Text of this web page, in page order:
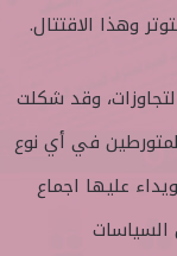
وهذا الاقتتال.
وقد شكلت
في أي نوع
عليها اجماع
السياسات